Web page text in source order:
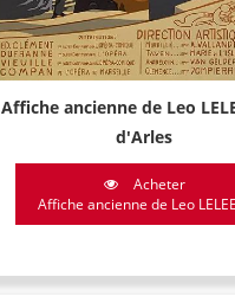
Affiche ancienne de Leo
d'Arles
Acheter
Affiche ancienne de Leo